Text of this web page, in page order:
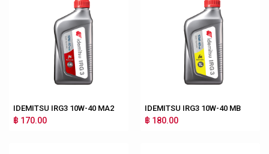
IDEMITSU IRG3 10W-40 MA2
฿ 170.00
IDEMITSU IRG3 10W-40 MB
฿ 180.00